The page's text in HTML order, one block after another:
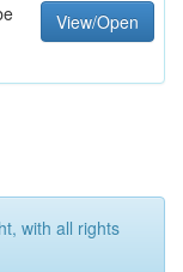
View/Open
with all rights